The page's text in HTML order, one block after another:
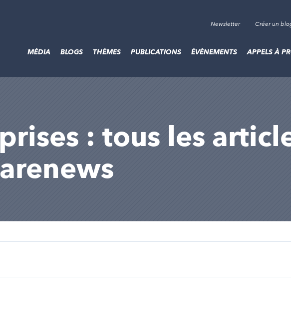
Newsletter Créer un
MÉDIA BLOGS THÈMES PUBLICATIONS ÉVÈNEMENTS APPELS À
: tous les